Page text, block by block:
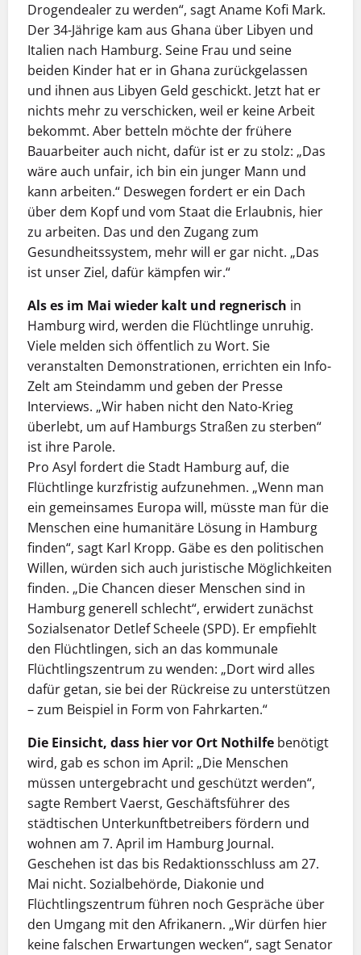
Drogendealer zu werden“, sagt Aname Kofi Mark.
Der 34-Jährige kam aus Ghana über Libyen und
Italien nach Hamburg. Seine Frau und seine
beiden Kinder hat er in Ghana zurückgelassen
und ihnen aus Libyen Geld geschickt. Jetzt hat er
nichts mehr zu verschicken, weil er keine Arbeit
bekommt. Aber betteln möchte der frühere
Bauarbeiter auch nicht, dafür ist er zu stolz: „Das
wäre auch unfair, ich bin ein junger Mann und
kann arbeiten.“ Deswegen fordert er ein Dach
über dem Kopf und vom Staat die Erlaubnis, hier
zu arbeiten. Das und den Zugang zum
Gesundheitssystem, mehr will er gar nicht. „Das
ist unser Ziel, dafür kämpfen wir.“
Als es im Mai wieder kalt und regnerisch in
Hamburg wird, werden die Flüchtlinge unruhig.
Viele melden sich öffentlich zu Wort. Sie
veranstalten Demonstrationen, errichten ein Info-
Zelt am Steindamm und geben der Presse
Interviews. „Wir haben nicht den Nato-Krieg
überlebt, um auf Hamburgs Straßen zu sterben“
ist ihre Parole.
Pro Asyl fordert die Stadt Hamburg auf, die
Flüchtlinge kurzfristig aufzunehmen. „Wenn man
ein gemeinsames Europa will, müsste man für die
Menschen eine humanitäre Lösung in Hamburg
finden“, sagt Karl Kropp. Gäbe es den politischen
Willen, würden sich auch juristische Möglichkeiten
finden. „Die Chancen dieser Menschen sind in
Hamburg generell schlecht“, erwidert zunächst
Sozialsenator Detlef Scheele (SPD). Er empfiehlt
den Flüchtlingen, sich an das kommunale
Flüchtlingszentrum zu wenden: „Dort wird alles
dafür getan, sie bei der Rückreise zu unterstützen
– zum Beispiel in Form von Fahrkarten.“
Die Einsicht, dass hier vor Ort Nothilfe benötigt
wird, gab es schon im April: „Die Menschen
müssen untergebracht und geschützt werden“,
sagte Rembert Vaerst, Geschäftsführer des
städtischen Unterkunftbetreibers fördern und
wohnen am 7. April im Hamburg Journal.
Geschehen ist das bis Redaktionsschluss am 27.
Mai nicht. Sozialbehörde, Diakonie und
Flüchtlingszentrum führen noch Gespräche über
den Umgang mit den Afrikanern. „Wir dürfen hier
keine falschen Erwartungen wecken“, sagt Senator